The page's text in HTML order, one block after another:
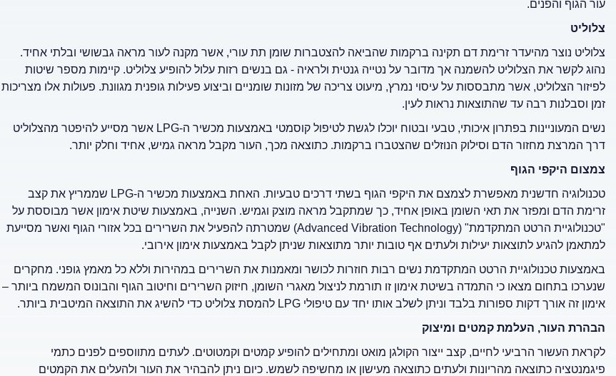
עור הגוף והפנים.
צלוליט
צלוליט נוצר מהיעדר זרימת דם תקינה ברקמות שהביאה להצטברות שומן תת עורי, אשר מקנה לעור מראה גבשושי ובלתי אחיד.
נהוג לקשר את הצלוליט להשמנה אך מדובר על נטייה גנטית ולראיה - גם בנשים רזות עלול להופיע צלוליט. קיימות מספר שיטות
לפיזור הצלוליט, אשר מתבססות על עיסוי נמרץ, מיעוט צריכה של מזונות שומניים וביצוע פעילות גופנית מגוונת. פעולות אלו מצריכות
זמן וסבלנות רבה עד שהתוצאות נראות לעין.
נשים המעוניינות בפתרון איכותי, טבעי ובטוח יוכלו לגשת לטיפול קוסמטי באמצעות מכשיר ה-LPG אשר מסייע להיפטר מהצלוליט
דרך המרצת מחזור הדם וסילוק הנוזלים שהצטברו ברקמות. כתוצאה מכך, העור מקבל מראה גמיש, אחיד וחלק יותר.
צמצום היקפי הגוף
טכנולוגיה חדשנית מאפשרת לצמצם את היקפי הגוף בשתי דרכים טבעיות. האחת באמצעות מכשיר ה-LPG שממריץ את קצב
זרימת הדם ומפזר את תאי השומן באופן אחיד, כך שמתקבל מראה מוצק וגמיש. השנייה, באמצעות שיטת אימון אשר מבוססת על
"טכנולוגיית הרטט המתקדמת" (Advanced Vibration Technology) שמטרתה להפעיל את השרירים בכל אזורי הגוף ואשר מסייעת
למתאמן להגיע לתוצאות יעילות ולעתים אף טובות יותר מתוצאות שניתן לקבל באמצעות אימון אירובי.
באמצעות טכנולוגיית הרטט המתקדמת נשים רבות חוזרות לכושר ומאמנות את השרירים במהירות וללא כל מאמץ גופני. מחקרים
שנערכו בתחום מצאו כי התמדה בשיטת אימון זו תורמת לניצול מאגרי השומן, חיזוק השרירים וחיטוב הגוף והבונוס המשמח ביותר –
אימון זה אורך דקות ספורות בלבד וניתן לשלב אותו יחד עם טיפולי LPG להמסת צלוליט כדי להשיג את התוצאה המיטבית ביותר.
הבהרת העור, העלמת קמטים ומיצוק
לקראת העשור הרביעי לחיים, קצב ייצור הקולגן מואט ומתחילים להופיע קמטים וקמטוטים. לעתים מתווספים לפנים כתמי
פיגמנטציה כתוצאה מהריונות ולעתים כתוצאה מעישון או מחשיפה לשמש. כיום ניתן להבהיר את העור ולהעלים את הקמטים